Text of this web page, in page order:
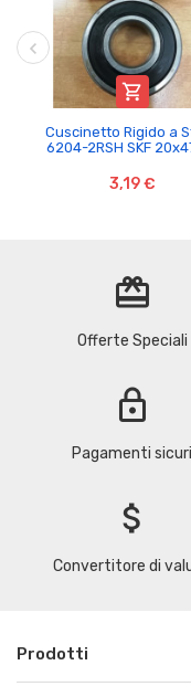

Cuscinetto Rigido a
6204-2RSH SKF
3,19 €
redeem
Offerte Speciali
lock
Pagamenti sicuri
attach_money
Convertitore di
Prodotti